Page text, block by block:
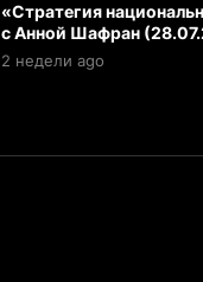
«Стратегия
с Анной Шафран
2 недели ago